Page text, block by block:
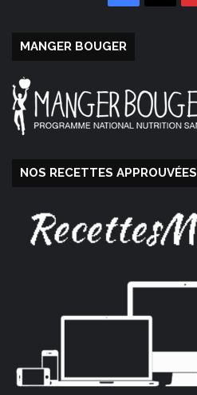
MANGER BOUGER
NOS RECETTES APPROUVÉES